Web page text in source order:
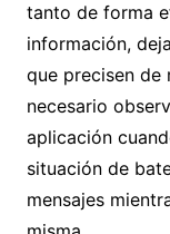
tanto de forma
información,
que precisen de
necesario
aplicación
situación de
mensajes